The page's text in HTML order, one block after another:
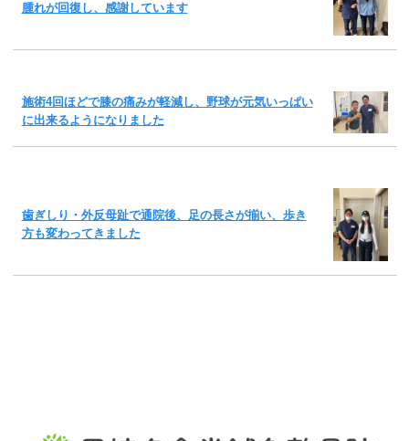
腫れが回復し、感謝しています
施術4回ほどで膝の痛みが軽減し、野球が元気いっぱい
に出来るようになりました
歯ぎしり・外反母趾で通院後、足の長さが揃い、歩き
方も変わってきました